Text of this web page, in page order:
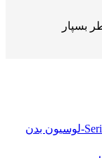
بسپار